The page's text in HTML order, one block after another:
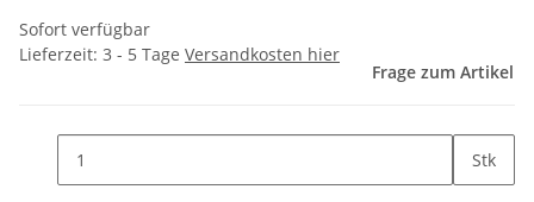
Sofort verfügbar
Lieferzeit: 3 - 5 Tage Versandkosten hier
Frage zum Artikel
Stk